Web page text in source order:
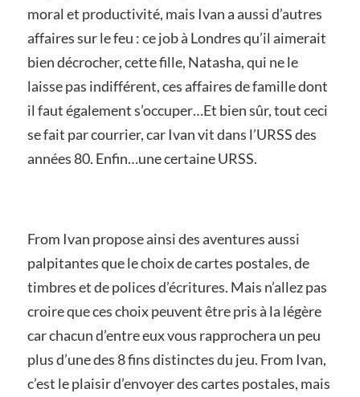
moral et productivité, mais Ivan a aussi d’autres
affaires sur le feu : ce job à Londres qu’il aimerait
bien décrocher, cette fille, Natasha, qui ne le
laisse pas indifférent, ces affaires de famille dont
il faut également s’occuper…Et bien sûr, tout ceci
se fait par courrier, car Ivan vit dans l’URSS des
années 80. Enfin…une certaine URSS.
From Ivan propose ainsi des aventures aussi
palpitantes que le choix de cartes postales, de
timbres et de polices d’écritures. Mais n’allez pas
croire que ces choix peuvent être pris à la légère
car chacun d’entre eux vous rapprochera un peu
plus d’une des 8 fins distinctes du jeu. From Ivan,
c’est le plaisir d’envoyer des cartes postales, mais